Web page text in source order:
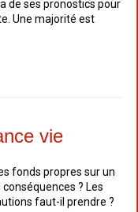
de ses pronostics pour
Une majorité est
vie
fonds propres sur un
? Les
faut-il prendre ?